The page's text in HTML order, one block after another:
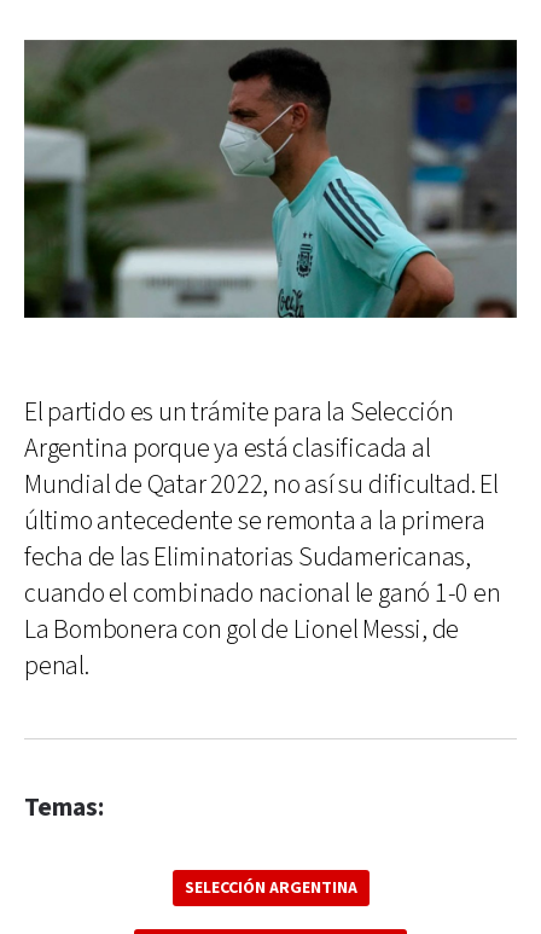
El partido es un trámite para la Selección
Argentina porque ya está clasificada al
Mundial de Qatar 2022, no así su dificultad. El
último antecedente se remonta a la primera
fecha de las Eliminatorias Sudamericanas,
cuando el combinado nacional le ganó 1-0 en
La Bombonera con gol de Lionel Messi, de
penal.
Temas:
SELECCIÓN ARGENTINA